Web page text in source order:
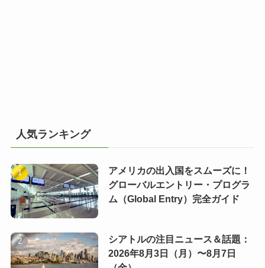
人気ランキング
アメリカの出入国をスムーズに！
グローバルエントリー・プログラ
ム（Global Entry）完全ガイド
シアトルの注目ニュース＆話題：
2026年8月3日（月）〜8月7日